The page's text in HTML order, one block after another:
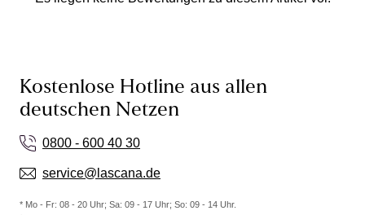
Kostenlose Hotline aus allen
deutschen Netzen
0800 - 600 40 30
service@lascana.de
* Mo - Fr: 08 - 20 Uhr; Sa: 09 - 17 Uhr; So: 09 - 14 Uhr.